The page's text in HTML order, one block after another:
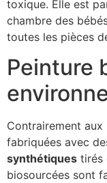
toxique. Elle est
chambre des
toutes les pièces
Peinture
Contrairement
fabriquées avec
synthétiques tirés
biosourcées sont